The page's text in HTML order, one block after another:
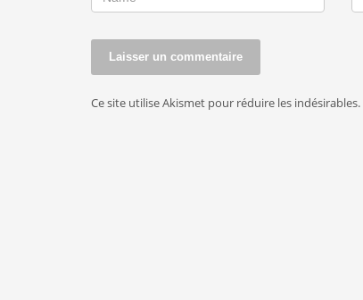
Ce site utilise Akismet pour réduire les indésirables.